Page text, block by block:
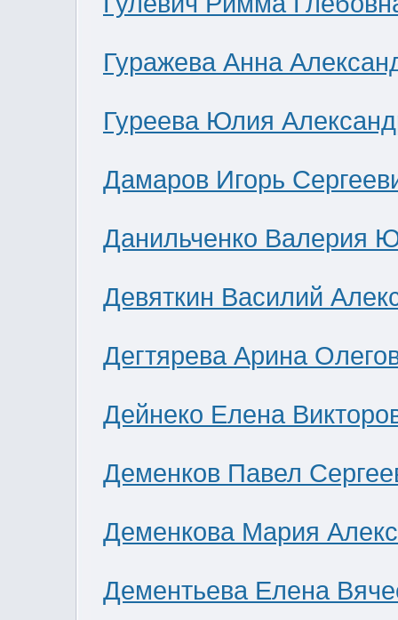
Гуражева Анна
Гуреева Юлия
Дамаров Игорь
Данильченко Валерия
Девяткин Василий
Дегтярева Арина
Дейнеко Елена
Деменков Павел
Деменкова Мария
Дементьева Елена